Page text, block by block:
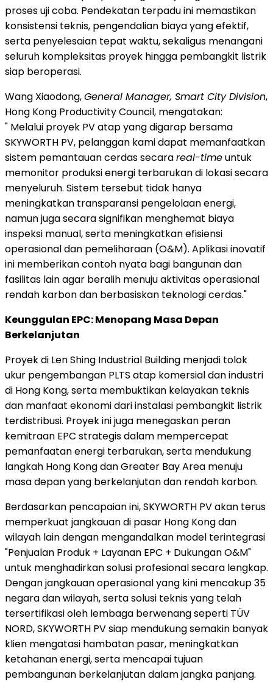
proses uji coba. Pendekatan terpadu ini memastikan
konsistensi teknis, pengendalian biaya yang efektif,
serta penyelesaian tepat waktu, sekaligus menangani
seluruh kompleksitas proyek hingga pembangkit listrik
siap beroperasi.
Wang Xiaodong,General Manager, Smart City Division,
Hong Kong Productivity Council, mengatakan:
" Melalui proyek PV atap yang digarap bersama
SKYWORTH PV, pelanggan kami dapat memanfaatkan
sistem pemantauan cerdas secarareal-timeuntuk
memonitor produksi energi terbarukan di lokasi secara
menyeluruh. Sistem tersebut tidak hanya
meningkatkan transparansi pengelolaan energi,
namun juga secara signifikan menghemat biaya
inspeksi manual, serta meningkatkan efisiensi
operasional dan pemeliharaan (O&M). Aplikasi inovatif
ini memberikan contoh nyata bagi bangunan dan
fasilitas lain agar beralih menuju aktivitas operasional
rendah karbon dan berbasiskan teknologi cerdas."
Keunggulan EPC: Menopang Masa Depan
Berkelanjutan
Proyek di Len Shing Industrial Building menjadi tolok
ukur pengembangan PLTS atap komersial dan industri
di Hong Kong, serta membuktikan kelayakan teknis
dan manfaat ekonomi dari instalasi pembangkit listrik
terdistribusi. Proyek ini juga menegaskan peran
kemitraan EPC strategis dalam mempercepat
pemanfaatan energi terbarukan, serta mendukung
langkah Hong Kong dan Greater Bay Area menuju
masa depan yang berkelanjutan dan rendah karbon.
Berdasarkan pencapaian ini, SKYWORTH PV akan terus
memperkuat jangkauan di pasar Hong Kong dan
wilayah lain dengan mengandalkan model terintegrasi
"Penjualan Produk + Layanan EPC + Dukungan O&M"
untuk menghadirkan solusi profesional secara lengkap.
Dengan jangkauan operasional yang kini mencakup 35
negara dan wilayah, serta solusi teknis yang telah
tersertifikasi oleh lembaga berwenang seperti TÜV
NORD, SKYWORTH PV siap mendukung semakin banyak
klien mengatasi hambatan pasar, meningkatkan
ketahanan energi, serta mencapai tujuan
pembangunan berkelanjutan dalam jangka panjang.